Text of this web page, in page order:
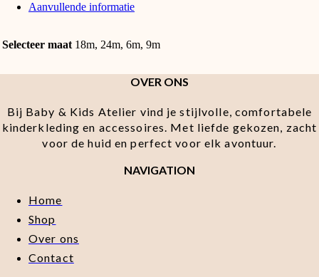
Aanvullende informatie
Selecteer maat 18m, 24m, 6m, 9m
OVER ONS
Bij Baby & Kids Atelier vind je stijlvolle, comfortabele
kinderkleding en accessoires. Met liefde gekozen, zacht
voor de huid en perfect voor elk avontuur.
NAVIGATION
Home
Shop
Over ons
Contact